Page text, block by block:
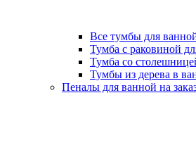
Все тумбы для
Тумба с раковиной
Тумба со
Тумбы из дерева в
Пеналы для ванной на